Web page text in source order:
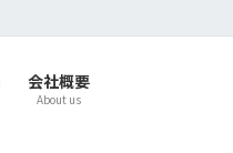
会社概要
About us